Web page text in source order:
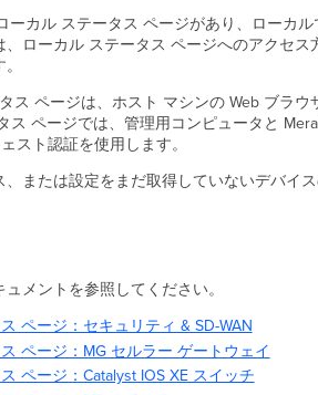
ーカル ステータス ページがあり、ローカ
ローカル ステータス ページへのアクセ
ス ページは、ホスト マシンの Web ブラ
ス ページでは、管理用コンピュータと
スト認証を使用します。
または設定をまだ取得していないデバイ
メントを参照してください。
ページ：セキュリティ & SD-WAN
ページ：MG セルラー ゲートウェイ
ページ：Catalyst IOS XE スイッチ